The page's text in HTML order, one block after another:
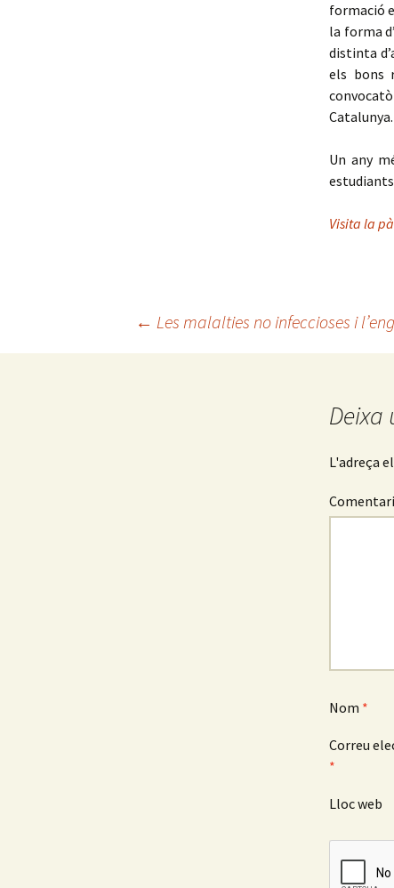
formació
la forma
distinta
els bons
Catalunya.
Un any
Visita la
Navegació
← Les malalties no infeccioses i
Deixa
L'adreça
Comentari
Nom *
Correu
*
Lloc web